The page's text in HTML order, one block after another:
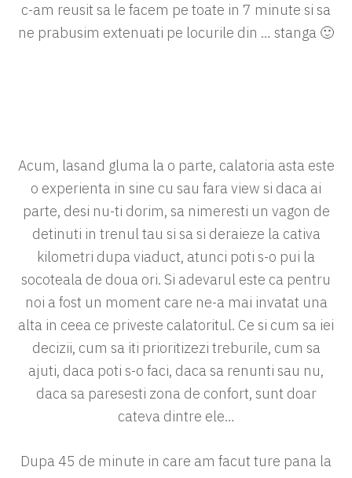
c-am reusit sa le facem pe toate in 7 minute si sa
ne prabusim extenuati pe locurile din … stanga 🙂
Acum, lasand gluma la o parte, calatoria asta este
o experienta in sine cu sau fara view si daca ai
parte, desi nu-ti dorim, sa nimeresti un vagon de
detinuti in trenul tau si sa si deraieze la cativa
kilometri dupa viaduct, atunci poti s-o pui la
socoteala de doua ori. Si adevarul este ca pentru
noi a fost un moment care ne-a mai invatat una
alta in ceea ce priveste calatoritul. Ce si cum sa iei
decizii, cum sa iti prioritizezi treburile, cum sa
ajuti, daca poti s-o faci, daca sa renunti sau nu,
daca sa paresesti zona de confort, sunt doar
cateva dintre ele…
Dupa 45 de minute in care am facut ture pana la